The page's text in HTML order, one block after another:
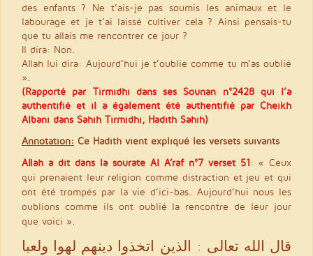
des enfants ? Ne t’ais-je pas soumis les animaux et le
labourage et je t’ai laissé cultiver cela ? Ainsi pensais-tu
que tu allais me rencontrer ce jour ?
Il dira: Non.
Allah lui dira: Aujourd’hui je t’oublie comme tu m’as oublié
».
(Rapporté par Tirmidhi dans ses Sounan n°2428 qui l’a
authentifié et il a également été authentifié par Cheikh
Albani dans Sahîh Tirmidhi, Hadith Sahîh)
Annotation: Ce Hadith vient expliqué les versets suivants
Allah a dit dans la sourate Al A’raf n°7 verset 51: « Ceux
qui prenaient leur religion comme distraction et jeu et qui
ont été trompés par la vie d’ici-bas. Aujourd’hui nous les
oublions comme ils ont oublié la rencontre de leur jour
que voici ».
قال الله تعالى : الذين اتخذوا دينهم لهوا ولعبا